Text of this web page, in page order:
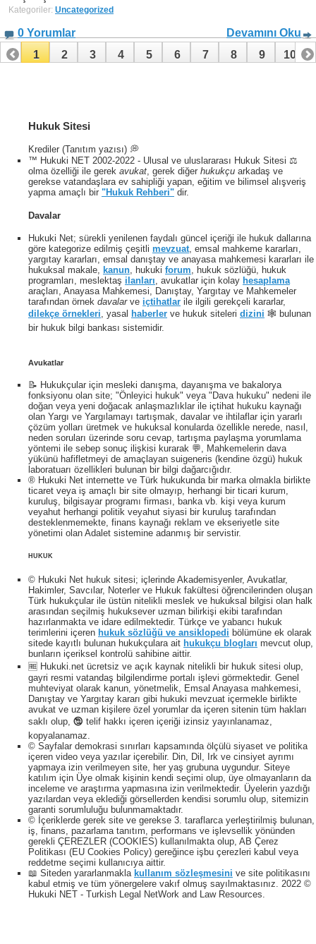
Kategoriler: Uncategorized
0 Yorumlar
Devamını Oku
1
2 3 4 5 6 7 8 9 10
Hukuk Sitesi
Krediler (Tanıtım yazısı) 💭
™ Hukuki NET 2002-2022 - Ulusal ve uluslararası Hukuk Sitesi ⚖️
olma özelliği ile gerek avukat, gerek diğer hukukçu arkadaş ve
gerekse vatandaşlara ev sahipliği yapan, eğitim ve bilimsel alışveriş
yapma amaçlı bir "Hukuk Rehberi" dir.
Davalar
Hukuki Net; sürekli yenilenen faydalı güncel içeriği ile hukuk dallarına
göre kategorize edilmiş çeşitli mevzuat , emsal mahkeme kararları,
yargıtay kararları, emsal danıştay ve anayasa mahkemesi kararları ile
hukuksal makale,
kanun , hukuki forum , hukuk sözlüğü, hukuk
programları, meslektaş ilanları , avukatlar için kolay hesaplama
araçları, Anayasa Mahkemesi, Danıştay, Yargıtay ve Mahkemeler
tarafından örnek davalarve içtihatlar ile ilgili gerekçeli kararlar,
dilekçe örnekleri , yasal haberler ve hukuk siteleri dizini 🕸 bulunan
bir hukuk bilgi bankası sistemidir.
Avukatlar
📝 Hukukçular için mesleki danışma, dayanışma ve bakalorya
fonksiyonu olan site; "Önleyici hukuk" veya "Dava hukuku" nedeni ile
doğan veya yeni doğacak anlaşmazlıklar ile içtihat hukuku kaynağı
olan Yargı ve Yargılamayı tartışmak, davalar ve ihtilaflar için yararlı
çözüm yolları üretmek ve hukuksal konularda özellikle nerede, nasıl,
neden soruları üzerinde soru cevap, tartışma paylaşma yorumlama
yöntemi ile sebep sonuç ilişkisi kurarak 💬, Mahkemelerin dava
yükünü hafifletmeyi de amaçlayan suigeneris (kendine özgü) hukuk
laboratuarı özellikleri bulunan bir bilgi dağarcığıdır.
® Hukuki Net internette ve Türk hukukunda bir marka olmakla birlikte
ticaret veya iş amaçlı bir site olmayıp, herhangi bir ticari kurum,
kuruluş, bilgisayar programı firması, banka vb. kişi veya kurum
veyahut herhangi politik veyahut siyasi bir kuruluş tarafından
desteklenmemekte, finans kaynağı reklam ve ekseriyetle site
yönetimi olan Adalet sistemine adanmış bir servistir.
HUKUK
© Hukuki Net hukuk sitesi; içlerinde Akademisyenler, Avukatlar,
Hakimler, Savcılar, Noterler ve Hukuk fakültesi öğrencilerinden oluşan
Türk hukukçular ile üstün nitelikli meslek ve hukuksal bilgisi olan halk
arasından seçilmiş hukuksever uzman bilirkişi ekibi tarafından
hazırlanmakta ve idare edilmektedir. Türkçe ve yabancı hukuk
terimlerini içeren hukuk sözlüğü ve ansiklopedi bölümüne ek olarak
sitede kayıtlı bulunan hukukçulara ait hukukçu blogları mevcut olup,
bunların içeriksel kontrolü sahibine aittir.
🆓 Hukuki.net ücretsiz ve açık kaynak nitelikli bir hukuk sitesi olup,
gayri resmi vatandaş bilgilendirme portalı işlevi görmektedir. Genel
muhteviyat olarak kanun, yönetmelik, Emsal Anayasa mahkemesi,
Danıştay ve Yargıtay kararı gibi hukuki mevzuat içermekle birlikte
avukat ve uzman kişilere özel yorumlar da içeren sitenin tüm hakları
saklı olup, 🕲 telif hakkı içeren içeriği izinsiz yayınlanamaz,
kopyalanamaz.
© Sayfalar demokrasi sınırları kapsamında ölçülü siyaset ve politika
içeren video veya yazılar içerebilir. Din, Dil, Irk ve cinsiyet ayrımı
yapmaya izin verilmeyen site, her yaş grubuna uygundur. Siteye
katılım için Üye olmak kişinin kendi seçimi olup, üye olmayanların da
inceleme ve araştırma yapmasına izin verilmektedir. Üyelerin yazdığı
yazılardan veya eklediği görsellerden kendisi sorumlu olup, sitemizin
garanti sorumluluğu bulunmamaktadır.
© İçeriklerde gerek site ve gerekse 3. taraflarca yerleştirilmiş bulunan,
iş, finans, pazarlama tanıtım, performans ve işlevsellik yönünden
gerekli ÇEREZLER (COOKIES) kullanılmakta olup, AB Çerez
Politikası (EU Cookies Policy) gereğince işbu çerezleri kabul veya
reddetme seçimi kullanıcıya aittir.
📖 Siteden yararlanmakla kullanım sözleşmesini ve site politikasını
kabul etmiş ve tüm yönergelere vakıf olmuş sayılmaktasınız. 2022 ©
Hukuki NET - Turkish Legal NetWork and Law Resources.